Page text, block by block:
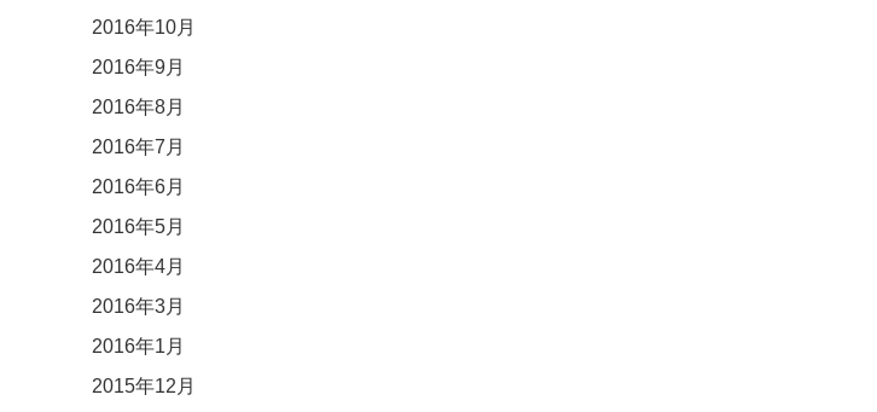
2016年10月
2016年9月
2016年8月
2016年7月
2016年6月
2016年5月
2016年4月
2016年3月
2016年1月
2015年12月